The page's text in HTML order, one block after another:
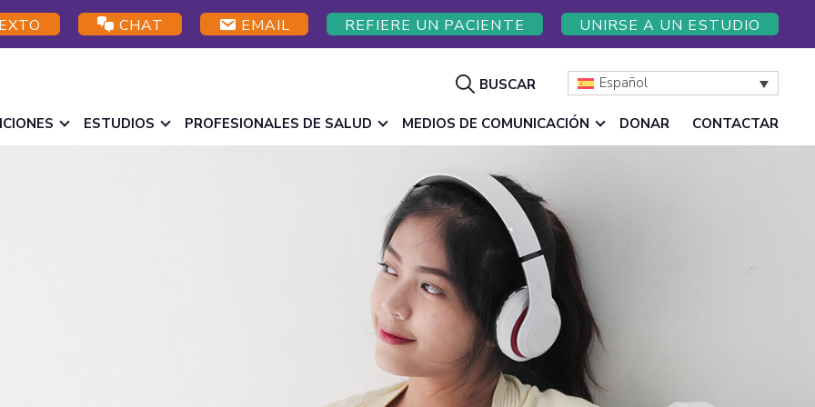
CHAT EMAIL REFIERE UN PACIENTE UNIRSE A UN ESTUDIO
Mostrar
BUSCAR Español
ESTUDIOS PROFESIONALES DE SALUD MEDIOS DE COMUNICACIÓN DONAR CONTACTAR